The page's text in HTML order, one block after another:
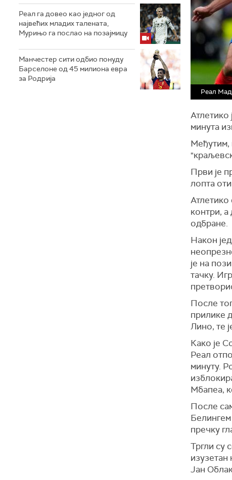
Реал га довео као једног од
највећих младих талената,
Мурињо га послао на позајмицу
Манчестер сити одбио понуду
Барселоне од 45 милиона евра
за Родрија
Реал
Атлетико
минута
Међутим,
Први је
лопта
контри, а
одбране.
Након
је на
тачку.
После
прилике
Лино, те
Како је
Реал
минуту.
Мбапеа,
После
пречку
Тргли су
Јан